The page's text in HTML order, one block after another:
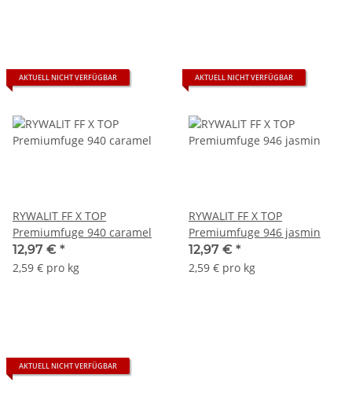
AKTUELL NICHT VERFÜGBAR
RYWALIT FF X TOP
Premiumfuge 940 caramel
12,97 € *
2,59 € pro kg
AKTUELL NICHT VERFÜGBAR
RYWALIT FF X TOP
Premiumfuge 946 jasmin
12,97 € *
2,59 € pro kg
AKTUELL NICHT VERFÜGBAR